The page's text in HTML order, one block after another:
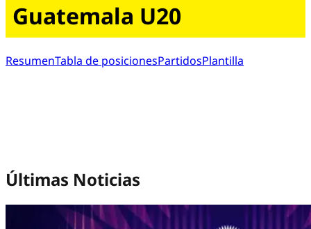
Guatemala U20
ResumenTabla de posicionesPartidosPlantilla
Últimas Noticias